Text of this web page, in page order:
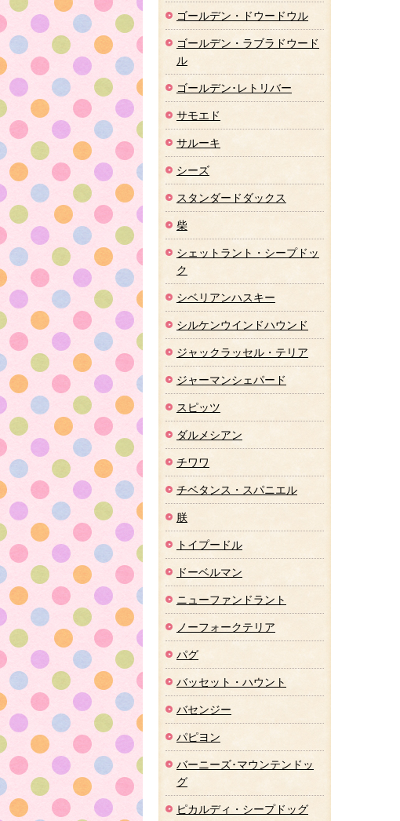
ゴールデン・ドウードウル
ゴールデン・ラブラドウード
ル
ゴールデン･レトリバー
サモエド
サルーキ
シーズ
スタンダードダックス
柴
シェットラント・シープドッ
ク
シベリアンハスキー
シルケンウインドハウンド
ジャックラッセル・テリア
ジャーマンシェパード
スピッツ
ダルメシアン
チワワ
チベタンス・スパニエル
朕
トイプードル
ドーベルマン
ニューファンドラント
ノーフォークテリア
パグ
バッセット・ハウント
バセンジー
パピヨン
バーニーズ･マウンテンドッ
グ
ピカルディ・シープドッグ